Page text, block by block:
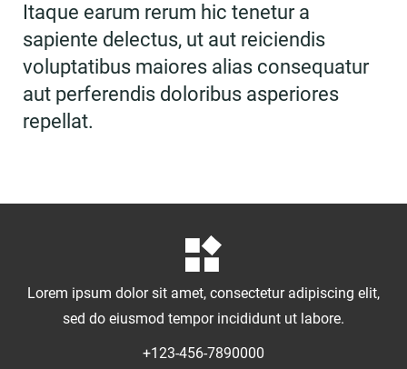
Itaque earum rerum hic tenetur a
sapiente delectus, ut aut reiciendis
voluptatibus maiores alias consequatur
aut perferendis doloribus asperiores
repellat.
Lorem ipsum dolor sit amet, consectetur adipiscing elit,
sed do eiusmod tempor incididunt ut labore.
+123-456-7890000